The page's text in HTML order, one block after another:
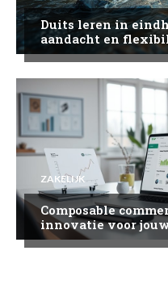
Duits leren in
aandacht en
ZAKELIJK
Composable
innovatie voor